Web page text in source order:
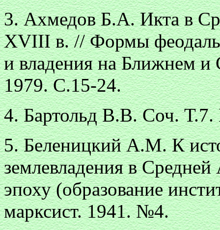
3. Ахмедов Б.А. Икта в
XVIII в. // Формы
и владения на Ближнем
1979. С.15-24.
4. Бартольд В.В. Соч.
5. Беленицкий А.М. К
землевладения в
эпоху (образование
марксист. 1941. №4.